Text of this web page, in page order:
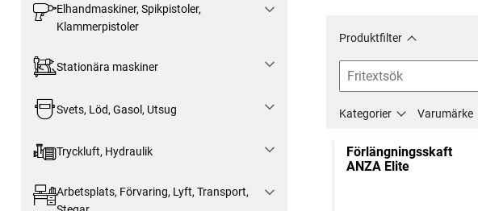
Elhandmaskiner, Spikpistoler,
Klammerpistoler
Stationära maskiner
Svets, Löd, Gasol, Utsug
Tryckluft, Hydraulik
Arbetsplats, Förvaring, Lyft, Transport,
Produktfilter
Kategorier Varumärke
Förlängningsskaft
ANZA Elite